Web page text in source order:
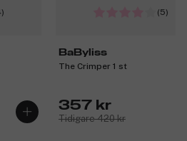
(5)
BaByliss
The Crimper 1 st
357 kr
Tidigare 420 kr